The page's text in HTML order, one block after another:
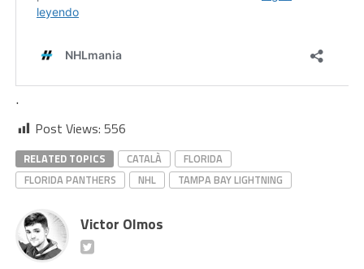
.
Post Views: 556
RELATED TOPICS CATALÀ
FLORIDA
FLORIDA PANTHERS
NHL TAMPA BAY LIGHTNING
Victor Olmos